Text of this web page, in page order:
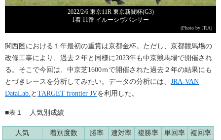
2022/2/6 東京11R 東京新聞杯(G3)
1着 11番 イルーシヴパンサー
(Photo by JRA)
関西圏における１年最初の重賞は京都金杯。ただし、京都競馬場の
改修工事により、過去２年と同様に2023年も中京競馬場で開催され
る。そこで今回は、中京芝1600ｍで開催された過去２年の結果にも
とづきレースを分析してみたい。データの分析には、 JRA-VAN
DataLab. と TARGET frontier JVを利用した。
■表１ 人気別成績
人気 着別度数 勝率 連対率 複勝率 単回率
複回率